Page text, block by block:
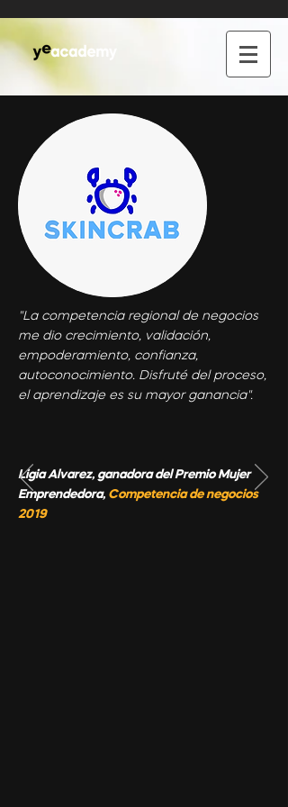
"La competencia regional de negocios
me dio crecimiento, validación,
empoderamiento, confianza,
autoconocimiento. Disfruté del proceso,
el aprendizaje es su mayor ganancia".
Ligia Alvarez, ganadora del Premio Mujer
Emprendedora, Competencia de negocios
2019